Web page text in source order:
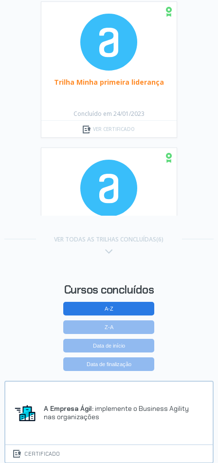
Trilha Minha primeira liderança
Concluído em 24/01/2023
VER CERTIFICADO
Trilha Conformidade Legal
Concluído em 14/02/2023
VER CERTIFICADO
VER TODAS AS TRILHAS CONCLUÍDAS(6)
Cursos concluídos
A-Z
Z-A
Data de início
Data de finalização
A Empresa Ágil: implemente o Business Agility
nas organizações
CERTIFICADO